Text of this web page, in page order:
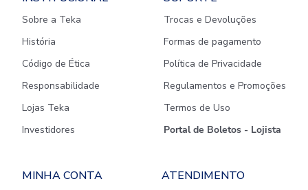
Sobre a Teka
História
Código de Ética
Responsabilidade
Lojas Teka
Investidores
Trocas e Devoluções
Formas de pagamento
Política de Privacidade
Regulamentos e Promoções
Termos de Uso
Portal de Boletos - Lojista
MINHA CONTA ATENDIMENTO